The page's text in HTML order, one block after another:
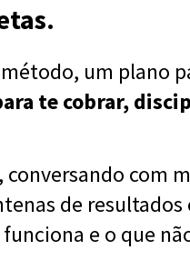
um plano
te cobrar,
conversando com
de
e o que